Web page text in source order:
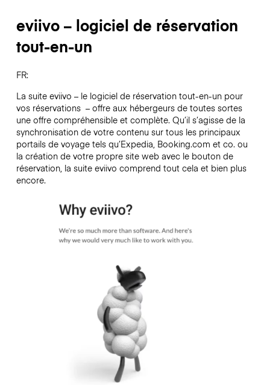
eviivo – logiciel de réservation
tout-en-un
FR:
La suite eviivo – le logiciel de réservation tout-en-un pour
vos réservations – offre aux hébergeurs de toutes sortes
une offre compréhensible et complète. Qu’il s’agisse de la
synchronisation de votre contenu sur tous les principaux
portails de voyage tels qu’Expedia, Booking.com et co. ou
la création de votre propre site web avec le bouton de
réservation, la suite eviivo comprend tout cela et bien plus
encore.